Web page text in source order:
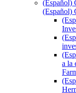
(Español)
(Español)
a la